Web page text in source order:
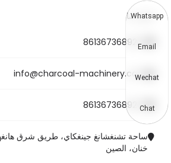
اتصل بنا
8613673689272
info@charcoal-machinery.com
8613673689272
خنان، الصين
Whatsapp
Email
Wechat
Chat